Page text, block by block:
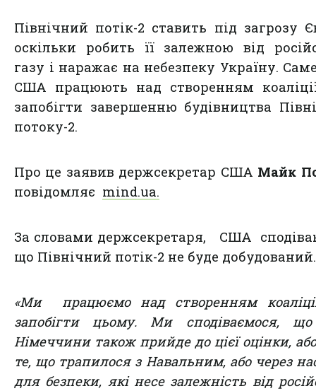
Північний потік-2 ставить під загрозу
оскільки робить її залежною від
газу і наражає на небезпеку Україну.
США працюють над створенням
запобігти завершенню будівництва
потоку-2.
Про це заявив держсекретар США Майк
повідомляє mind.ua.
За словами держсекретаря, США
що Північний потік-2 не буде добудований.
«Ми працюємо над створенням
запобігти цьому. Ми сподіваємося,
Німеччини також прийде до цієї оцінки,
те, що трапилося з Навальним, або через
для безпеки, які несе залежність від